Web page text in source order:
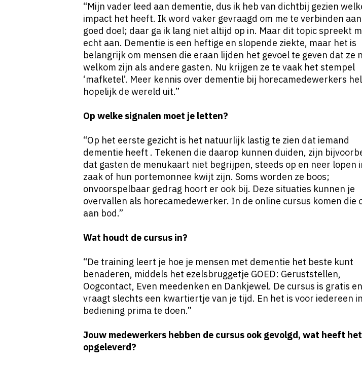
“Mijn vader leed aan dementie, dus ik heb van dichtbij gezien
impact het heeft. Ik word vaker gevraagd om me te verbinden
goed doel; daar ga ik lang niet altijd op in. Maar dit topic spreekt
echt aan. Dementie is een heftige en slopende ziekte, maar het is
belangrijk om mensen die eraan lijden het gevoel te geven dat ze
welkom zijn als andere gasten. Nu krijgen ze te vaak het stempel
‘mafketel’. Meer kennis over dementie bij horecamedewerkers
hopelijk de wereld uit.”
Op welke signalen moet je letten?
“Op het eerste gezicht is het natuurlijk lastig te zien dat iemand
dementie heeft . Tekenen die daarop kunnen duiden, zijn
dat gasten de menukaart niet begrijpen, steeds op en neer lopen
zaak of hun portemonnee kwijt zijn. Soms worden ze boos;
onvoorspelbaar gedrag hoort er ook bij. Deze situaties kunnen je
overvallen als horecamedewerker. In de online cursus komen die
aan bod.”
Wat houdt de cursus in?
“De training leert je hoe je mensen met dementie het beste kunt
benaderen, middels het ezelsbruggetje GOED: Geruststellen,
Oogcontact, Even meedenken en Dankjewel. De cursus is gratis en
vraagt slechts een kwartiertje van je tijd. En het is voor iedereen
bediening prima te doen.”
Jouw medewerkers hebben de cursus ook gevolgd, wat heeft
opgeleverd?